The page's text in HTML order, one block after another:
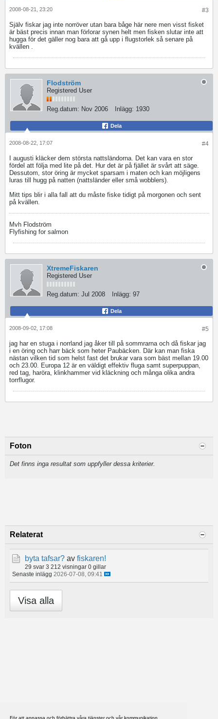
För att anpassa och förbättra våra tjänster och vår kommunikation
#3
2008-08-21, 23:20
Själv fiskar jag inte norröver utan bara båge här nere men visst fisket
är bäst precis innan man förlorar synen helt men fisken slutar inte att
hugga för det gäller nog bara att gå upp i flugstorlek så senare på
kvällen .
Flodström
Registered User
Reg.datum: Nov 2006 Inlägg: 1930
Dela
#4
2008-08-22, 17:07
I augusti kläcker dem största nattsländorna. Det kan vara en stor
fördel att följa med lite på det. Hur det är på fjället är svårt att säge.
Dessutom, stor öring är mycket sparsam i maten och kan möjligens
luras till hugg på natten (nattsländer eller små wobblers).
Mitt tips blir i alla fall att du måste fiske tidigt på morgonen och sent
på kvällen.
Mvh Flodström
Flyfishing for salmon
XtremeFiskaren
Registered User
Reg.datum: Jul 2008 Inlägg: 97
Dela
#5
2008-09-02, 17:08
jag har en stuga i norrland jag åker till på sommrarna och då fiskar jag
i en öring och harr bäck som heter Paubäcken. Där kan man fiska
nästan vilken tid som helst fast det brukar vara som bäst mellan 19.00
och 23.00. Europa 12 är en väldigt effektiv fluga samt superpuppan,
red tag, haröra, klinkhammer vid kläckning och många olika andra
torrflugor.
Foton
Det finns inga resultat som uppfyller dessa kriterier.
Relaterat
byta tafsar? av fiskaren!
29 svar 3 212 visningar 0 gillar
Senaste inlägg 2026-07-08, 09:41
Visa alla